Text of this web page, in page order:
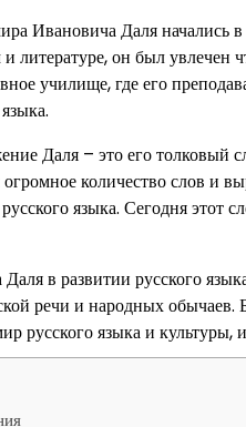
Ивановича Даля начались в
литературе, он был
училище, где его
Даля – это его толковый
огромное количество слов
языка. Сегодня этот
в развитии русского
речи и народных
русского языка и культуры,